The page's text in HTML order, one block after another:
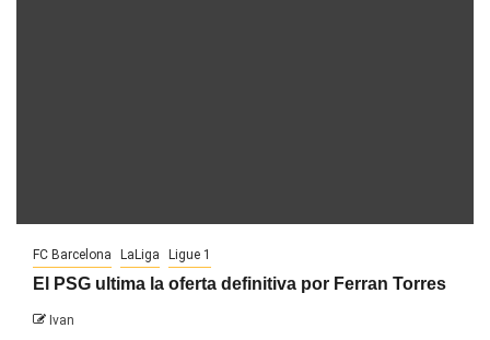
FC Barcelona LaLiga Ligue 1
El PSG ultima la oferta definitiva por Ferran Torres
Ivan